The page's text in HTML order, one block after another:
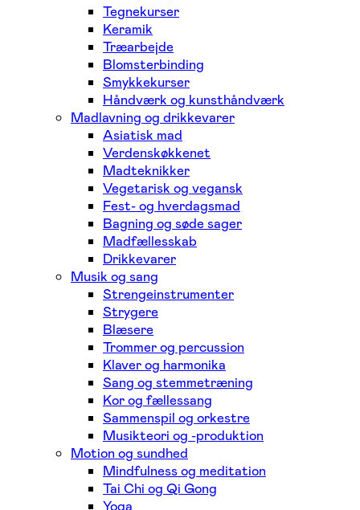
Tegnekurser
Keramik
Træarbejde
Blomsterbinding
Smykkekurser
Håndværk og kunsthåndværk
Madlavning og drikkevarer
Asiatisk mad
Verdenskøkkenet
Madteknikker
Vegetarisk og vegansk
Fest- og hverdagsmad
Bagning og søde sager
Madfællesskab
Drikkevarer
Musik og sang
Strengeinstrumenter
Strygere
Blæsere
Trommer og percussion
Klaver og harmonika
Sang og stemmetræning
Kor og fællessang
Sammenspil og orkestre
Musikteori og -produktion
Motion og sundhed
Mindfulness og meditation
Tai Chi og Qi Gong
Yoga